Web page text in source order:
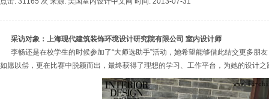
采访对象：上海现代建筑装饰环境设计研究院有限公司 室内设计师
李畅还是在校学生的时候参加了“大师选助手”活动，她希望能够借此结交更多朋
如愿以偿，更在比赛中脱颖而出，最终获得了理想的学习、工作平台，为她的设计